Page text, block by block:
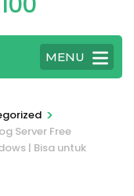
MENU
>
Server Free
| Bisa untuk